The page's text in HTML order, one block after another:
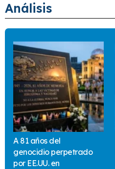
Análisis
A 81 años del
genocidio perpetrado
por EE.UU. en